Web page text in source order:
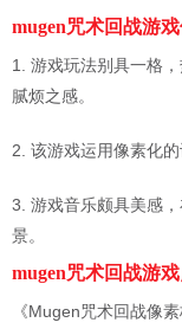
mugen咒术回战游戏
1. 游戏玩法别具一格
腻烦之感。
2. 该游戏运用像素化
3. 游戏音乐颇具美感
景。
mugen咒术回战游戏
《Mugen咒术回战像